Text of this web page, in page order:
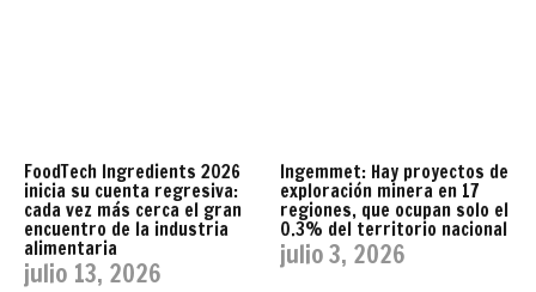
FoodTech Ingredients 2026
inicia su cuenta regresiva:
cada vez más cerca el gran
encuentro de la industria
alimentaria
julio 13, 2026
Ingemmet: Hay proyectos de
exploración minera en 17
regiones, que ocupan solo el
0.3% del territorio nacional
julio 3, 2026